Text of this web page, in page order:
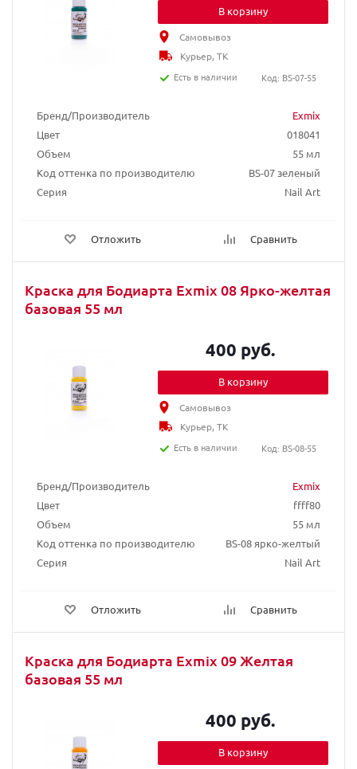
Бренд/Производитель
Exmix
Цвет
018041
Объем
55 мл
Код оттенка по производителю
BS-07 зеленый
Серия
Nail Art
Отложить Сравнить
В корзину
Самовывоз
Курьер, ТК
Есть в наличии
Код: BS-07-55
Краска для Бодиарта Exmix 08 Ярко-желтая
базовая 55 мл
Бренд/Производитель
Exmix
Цвет
ffff80
Объем
55 мл
Код оттенка по производителю
BS-08 ярко-желтый
Серия
Nail Art
Отложить Сравнить
400 руб.
В корзину
Самовывоз
Курьер, ТК
Есть в наличии
Код: BS-08-55
Краска для Бодиарта Exmix 09 Желтая
базовая 55 мл
400 руб.
В корзину